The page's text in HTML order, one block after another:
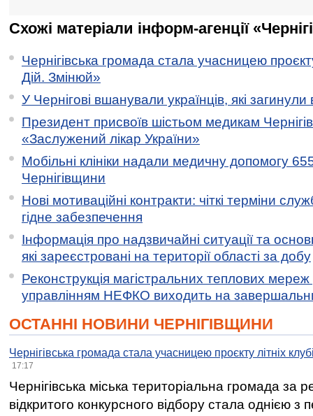
Схожі матеріали інформ-агенції
Чернігівська громада стала учасницею
Дій. Змінюй»
У Чернігові вшанували українців, які загинули
Президент присвоїв шістьом медикам
«Заслужений лікар України»
Мобільні клініки надали медичну допомогу
Чернігівщини
Нові мотиваційні контракти: чіткі терміни
гідне забезпечення
Інформація про надзвичайні ситуації та
які зареєстровані на території області за добу
Реконструкція магістральних теплових мереж
управлінням НЕФКО виходить на
ОСТАННІ НОВИНИ ЧЕРНІГІВЩИНИ
Чернігівська громада стала учасницею проєкту літніх
17:17
Чернігівська міська територіальна громада за
відкритого конкурсного відбору стала однією